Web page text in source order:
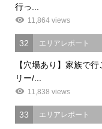
行っ...
11,864 views
32 エリアレポート
【穴場あり】家族で
リー/...
11,838 views
33 エリアレポート